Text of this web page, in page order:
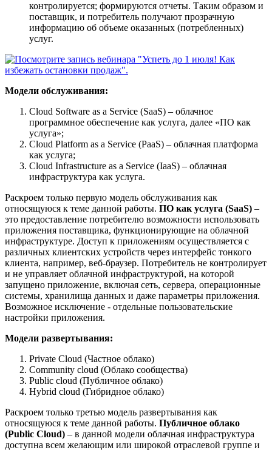
контролируется; формируются отчеты. Таким образом и
поставщик, и потребитель получают прозрачную
информацию об объеме оказанных (потребленных)
услуг.
Модели обслуживания:
Cloud Software as a Service (SaaS) – облачное
программное обеспечение как услуга, далее «ПО как
услуга»;
Cloud Platform as a Service (PaaS) – облачная платформа
как услуга;
Cloud Infrastructure as a Service (IaaS) – облачная
инфраструктура как услуга.
Раскроем только первую модель обслуживания как
относящуюся к теме данной работы. ПО как услуга (SaaS) –
это предоставление потребителю возможности использовать
приложения поставщика, функционирующие на облачной
инфраструктуре. Доступ к приложениям осуществляется с
различных клиентских устройств через интерфейс тонкого
клиента, например, веб-браузер. Потребитель не контролирует
и не управляет облачной инфраструктурой, на которой
запущено приложение, включая сеть, сервера, операционные
системы, хранилища данных и даже параметры приложения.
Возможное исключение - отдельные пользовательские
настройки приложения.
Модели развертывания:
Private Cloud (Частное облако)
Community cloud (Облако сообщества)
Public cloud (Публичное облако)
Hybrid cloud (Гибридное облако)
Раскроем только третью модель развертывания как
относящуюся к теме данной работы. Публичное облако
(Public Cloud) – в данной модели облачная инфраструктура
доступна всем желающим или широкой отраслевой группе и